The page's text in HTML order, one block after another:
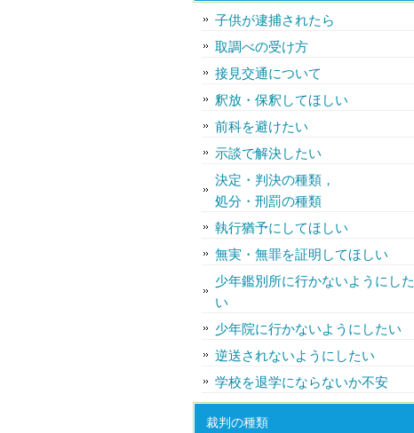
子供が逮捕されたら
取調べの受け方
接見交通について
釈放・保釈してほしい
前科を避けたい
示談で解決したい
決定・判決の種類，
処分・刑罰の種類
執行猶予にしてほしい
無実・無罪を証明してほしい
少年鑑別所に行かないようにした
い
少年院に行かないようにしたい
逆送されないようにしたい
学校を退学にならないか不安
裁判の種類